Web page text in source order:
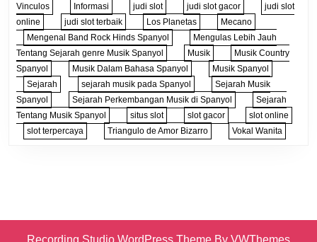
Vinculos
Informasi judi slot judi slot gacor
judi slot
online
judi slot terbaik Los Planetas
Mecano
Mengenal Band Rock Hinds Spanyol
Mengulas Lebih Jauh
Tentang Sejarah genre Musik Spanyol
Musik
Musik Country
Spanyol
Musik Dalam Bahasa Spanyol
Musik Spanyol
Sejarah
sejarah musik pada Spanyol
Sejarah Musik
Spanyol
Sejarah Perkembangan Musik di Spanyol
Sejarah
Tentang Musik Spanyol
situs slot slot gacor
slot online
slot terpercaya
Triangulo de Amor Bizarro Vokal Wanita
Recording Studio WordPress Theme By VWThemes